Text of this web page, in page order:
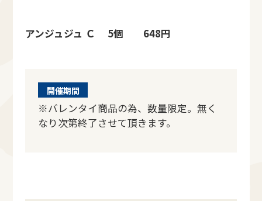
アンジュジュ Ｃ 5個 648円
開催期間
※バレンタイ商品の為、数量限定。無く
なり次第終了させて頂きます。